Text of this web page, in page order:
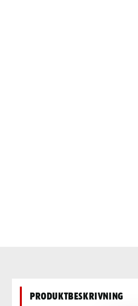
Produktbeskrivning